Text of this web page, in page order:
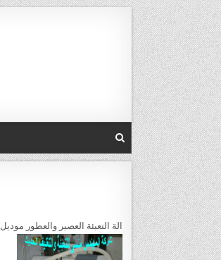
Skip to content
الة التعبئة العصير والعطور موديل 451 ماركة المهندس منسى